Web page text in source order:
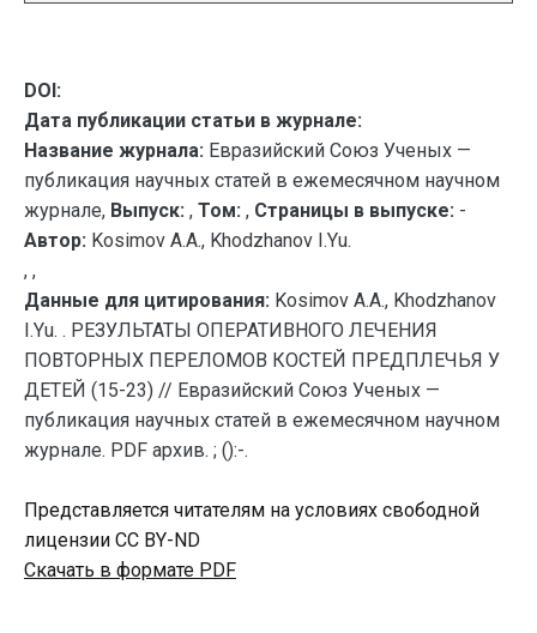
DOI:
Дата публикации статьи в журнале:
Название журнала: Евразийский Союз Ученых —
публикация научных статей в ежемесячном научном
журнале, Выпуск: , Том: , Страницы в выпуске: -
Автор: Kosimov A.A., Khodzhanov I.Yu.
, ,
Данные для цитирования: Kosimov A.A., Khodzhanov
I.Yu. . РЕЗУЛЬТАТЫ ОПЕРАТИВНОГО ЛЕЧЕНИЯ
ПОВТОРНЫХ ПЕРЕЛОМОВ КОСТЕЙ ПРЕДПЛЕЧЬЯ У
ДЕТЕЙ (15-23) // Евразийский Союз Ученых —
публикация научных статей в ежемесячном научном
журнале. PDF архив. ; ():-.
Представляется читателям на условиях свободной
лицензии CC BY-ND
Скачать в формате PDF